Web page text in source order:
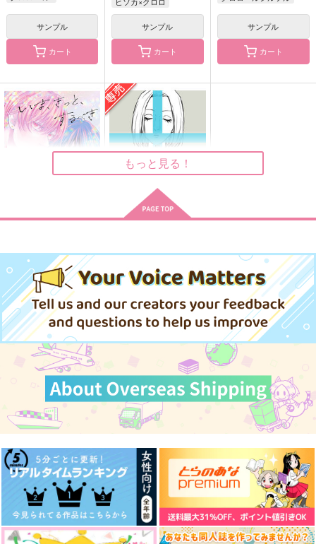
サンプル
カート
サンプル
カート
サンプル
カート
き恋をした。
PADAKA
セール中
2,013円（税込）
HUNTER×HUNTER
ヒソカ×クロロ
サンプル
カート
白々と
専売 157円（税込）
パクノダ
クロロ＝ルシルフル
カート
もっと見る！